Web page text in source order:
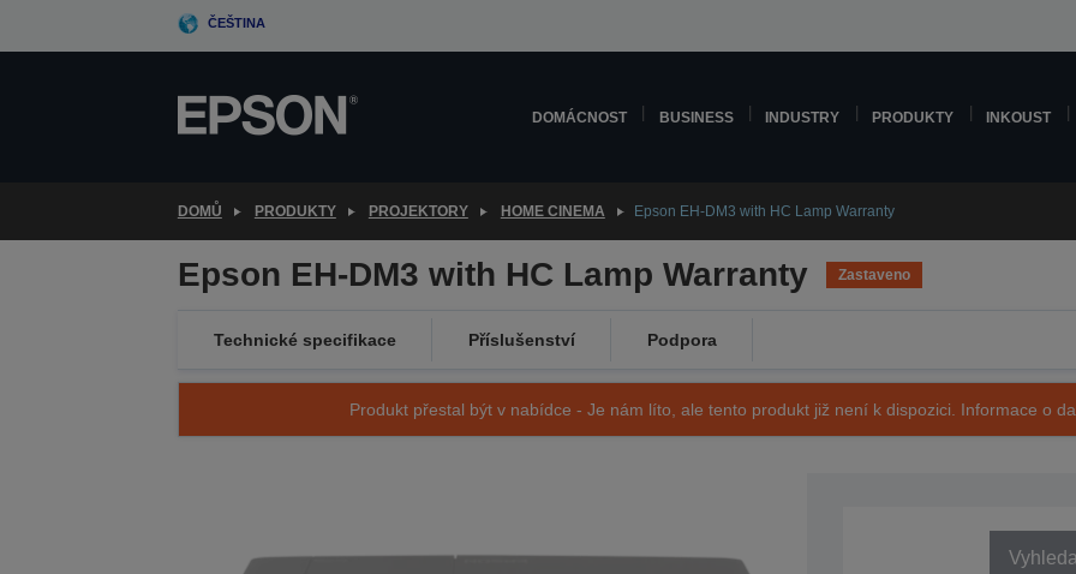
ČEŠTINA
DOMÁCNOST BUSINESS INDUSTRY PRODUKTY INKOUST
DOMŮ PRODUKTY PROJEKTORY HOME CINEMA Epson EH-DM3 with HC Lamp Warranty
Epson EH-DM3 with HC Lamp Warranty Zastaveno
Technické specifikace Příslušenství Podpora
Produkt přestal být v nabídce - Je nám líto, ale tento produkt již není k dispozici. Informace o